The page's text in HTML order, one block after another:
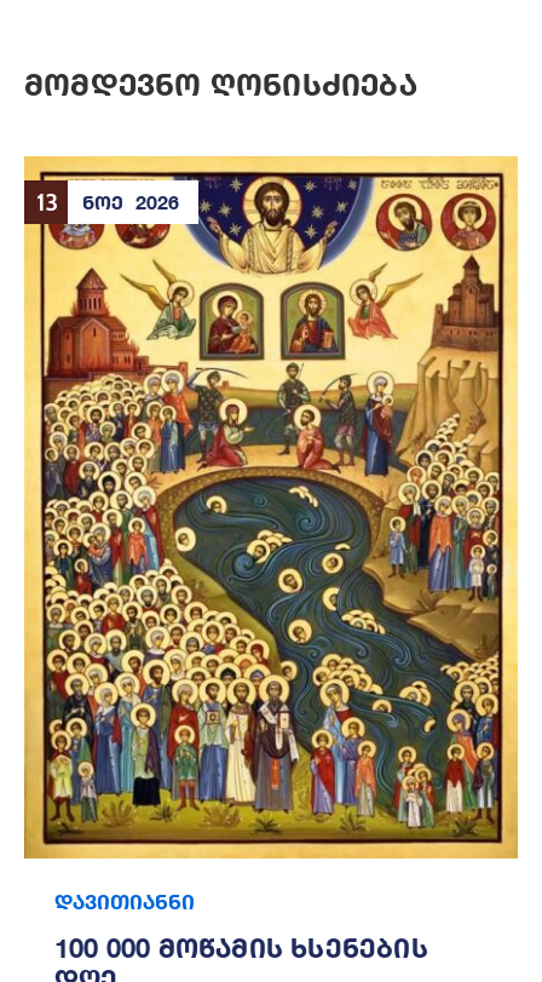
Მომდევნო Ღონისძიება
13 ᲜᲝᲔ 2026
დავითიანნი
100 000 Მოწამის Ხსენების